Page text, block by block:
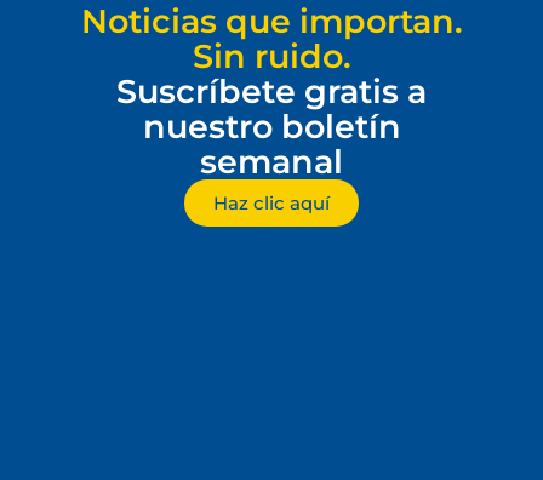
Noticias que importan.
Sin ruido.
Suscríbete gratis a
nuestro boletín
semanal
Haz clic aquí